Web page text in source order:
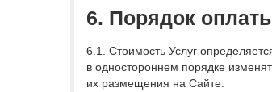
6. Порядок
6.1. Стоимость Услуг
в одностороннем порядке
их размещения на Сайте.